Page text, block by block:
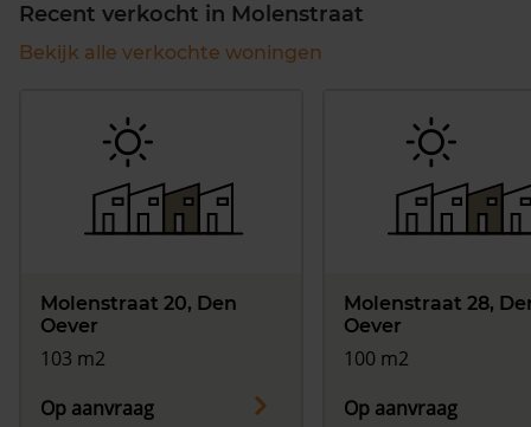
Recent verkocht in Molenstraat
Bekijk alle verkochte woningen
Molenstraat 20, Den
Oever
103 m2
Op aanvraag
Molenstraat 28,
Oever
100 m2
Op aanvraag